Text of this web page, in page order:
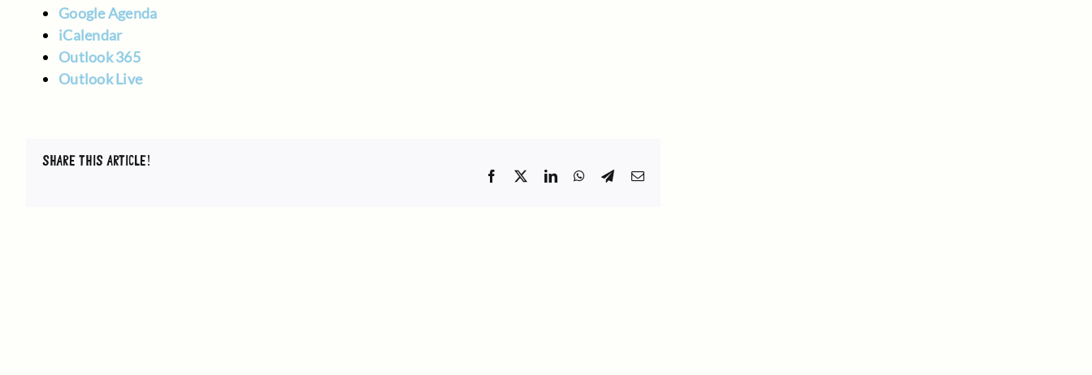
Google Agenda
iCalendar
Outlook 365
Outlook Live
SHARE THIS ARTICLE!
Facebook LinkedInWhatsApp
TelegramEmail